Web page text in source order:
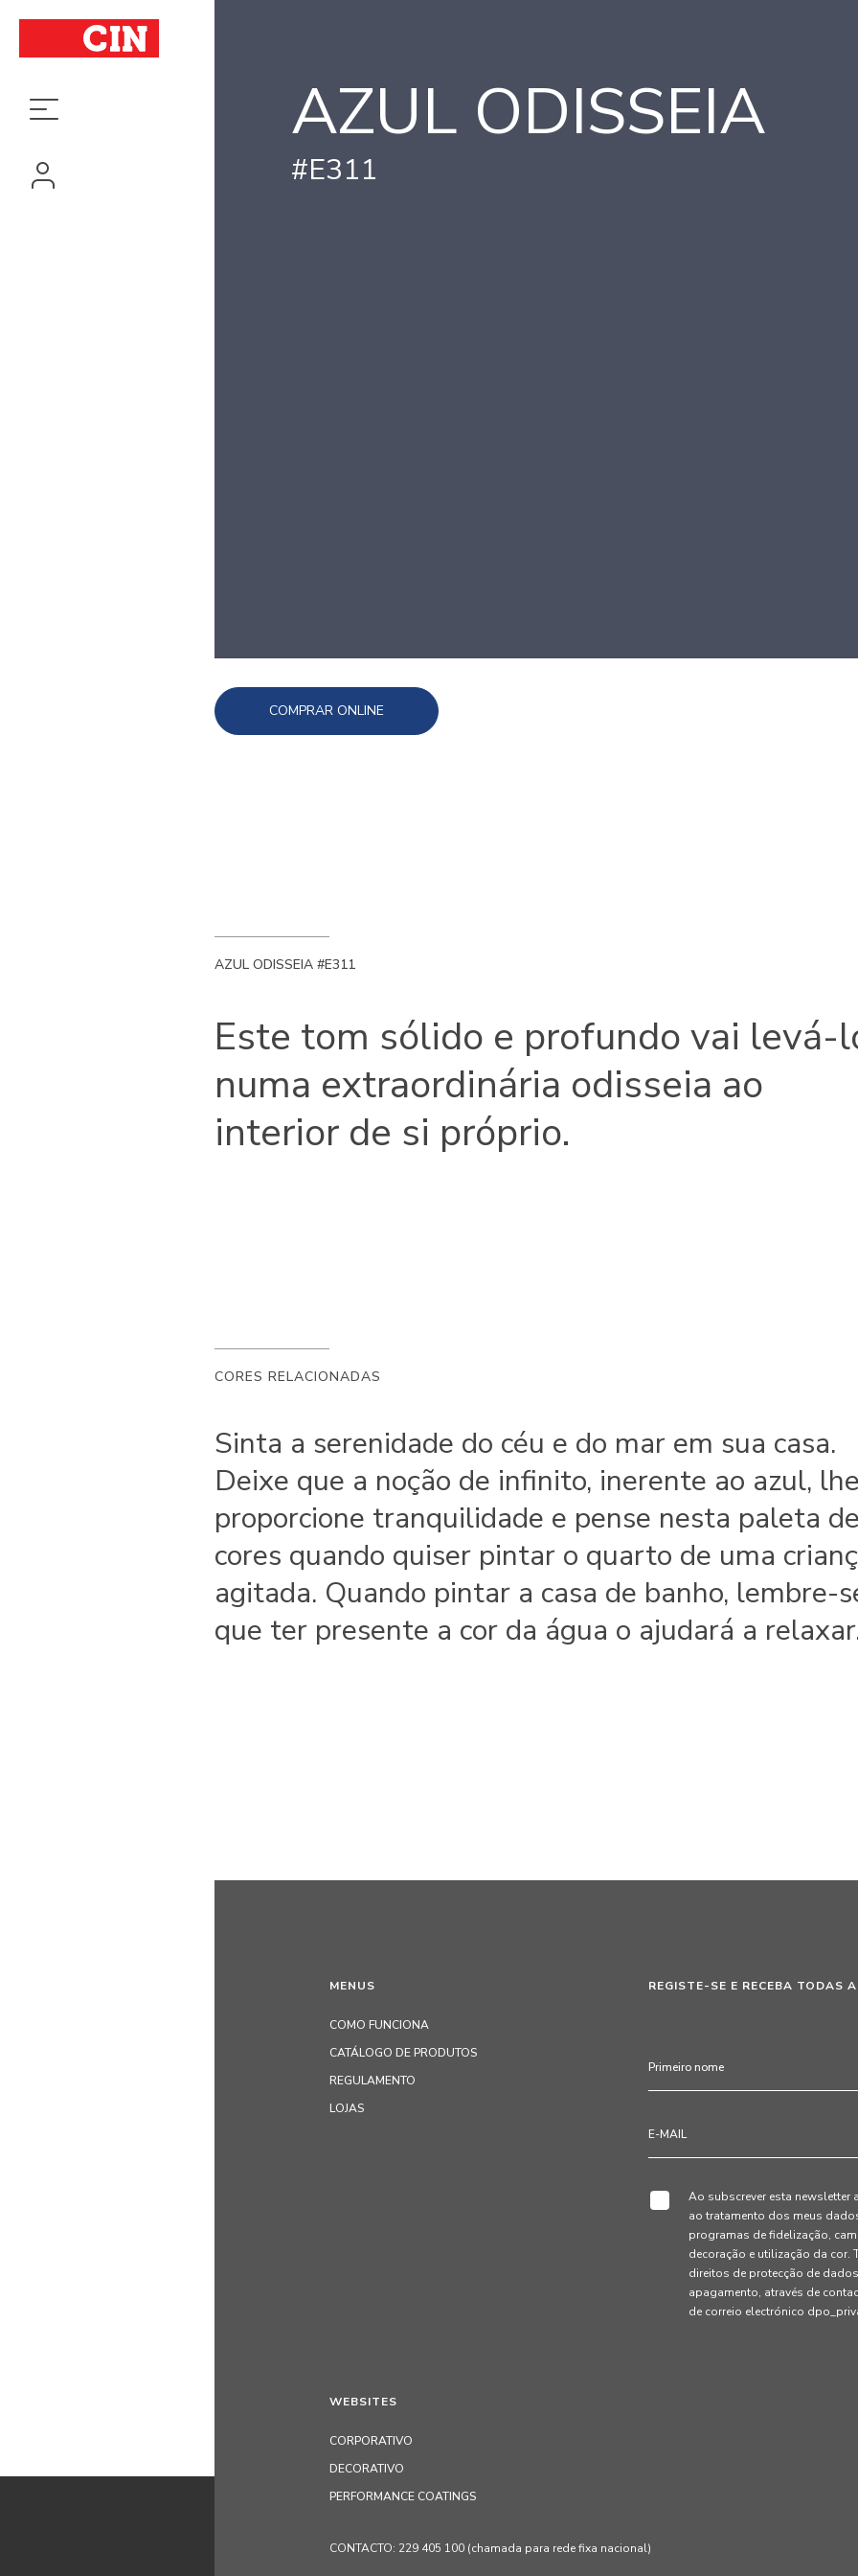
AZUL ODISSEIA
#E311
COMPRAR ONLINE
AZUL ODISSEIA #E311
Este tom sólido e profundo vai levá-
numa extraordinária odisseia ao
interior de si próprio.
CORES RELACIONADAS
Sinta a serenidade do céu e do mar em sua casa.
Deixe que a noção de infinito, inerente ao azul,
proporcione tranquilidade e pense nesta paleta
cores quando quiser pintar o quarto de uma
agitada. Quando pintar a casa de banho, lembre-
que ter presente a cor da água o ajudará a
MENUS
COMO FUNCIONA
CATÁLOGO DE PRODUTOS
REGULAMENTO
LOJAS
REGISTE-SE E RECEBA TODAS
Ao subscrever esta newsletter
ao tratamento dos meus
programas de fidelização,
decoração e utilização da cor.
direitos de protecção de
apagamento, através de
de correio electrónico
WEBSITES
CORPORATIVO
DECORATIVO
PERFORMANCE COATINGS
CONTACTO: 229 405 100 (chamada para rede fixa nacional)